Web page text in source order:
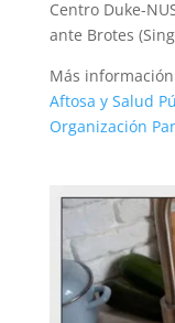
Centro Duke-
ante Brotes
Más
Aftosa y Salud
Organización